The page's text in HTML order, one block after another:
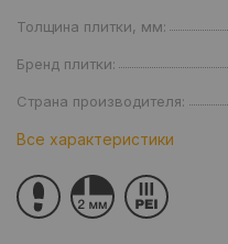
Толщина плитки, мм:
Бренд плитки:
Страна производителя:
Все характеристики